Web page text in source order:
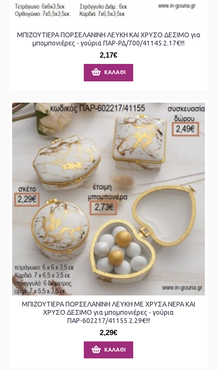
ΜΠΙΖΟΥΤΙΕΡΑ ΠΟΡΣΕΛΑΝΙΝΗ ΛΕΥΚΗ ΚΑΙ ΧΡΥΣΟ ΔΕΣΙΜΟ για
μπομπονιέρες - γούρια ΠΑΡ-ΡΔ/700/41145 2.17€!!!
2,17€
ΚΑΛΆΘΙ
ΜΠΙΖΟΥΤΙΕΡΑ ΠΟΡΣΕΛΑΝΙΝΗ ΛΕΥΚΗ ΜΕ ΧΡΥΣΑ ΝΕΡΑ ΚΑΙ
ΧΡΥΣΟ ΔΕΣΙΜΟ για μπομπονιέρες - γούρια
ΠΑΡ-602217/41155 2.29€!!!
2,29€
ΚΑΛΆΘΙ